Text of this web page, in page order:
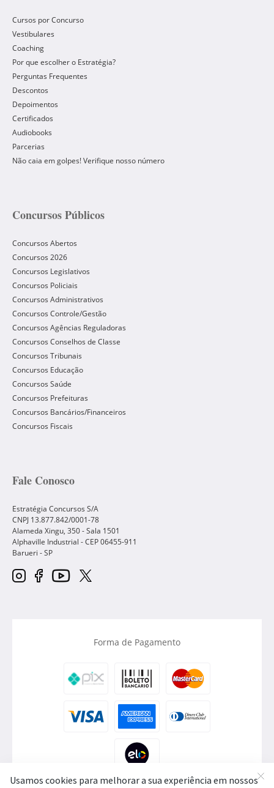
Cursos por Concurso
Vestibulares
Coaching
Por que escolher o Estratégia?
Perguntas Frequentes
Descontos
Depoimentos
Certificados
Audiobooks
Parcerias
Não caia em golpes! Verifique nosso número
Concursos Públicos
Concursos Abertos
Concursos 2026
Concursos Legislativos
Concursos Policiais
Concursos Administrativos
Concursos Controle/Gestão
Concursos Agências Reguladoras
Concursos Conselhos de Classe
Concursos Tribunais
Concursos Educação
Concursos Saúde
Concursos Prefeituras
Concursos Bancários/Financeiros
Concursos Fiscais
Fale Conosco
Estratégia Concursos S/A
CNPJ 13.877.842/0001-78
Alameda Xingu, 350 - Sala 1501
Alphaville Industrial - CEP06455-911
Barueri -SP
Forma de Pagamento